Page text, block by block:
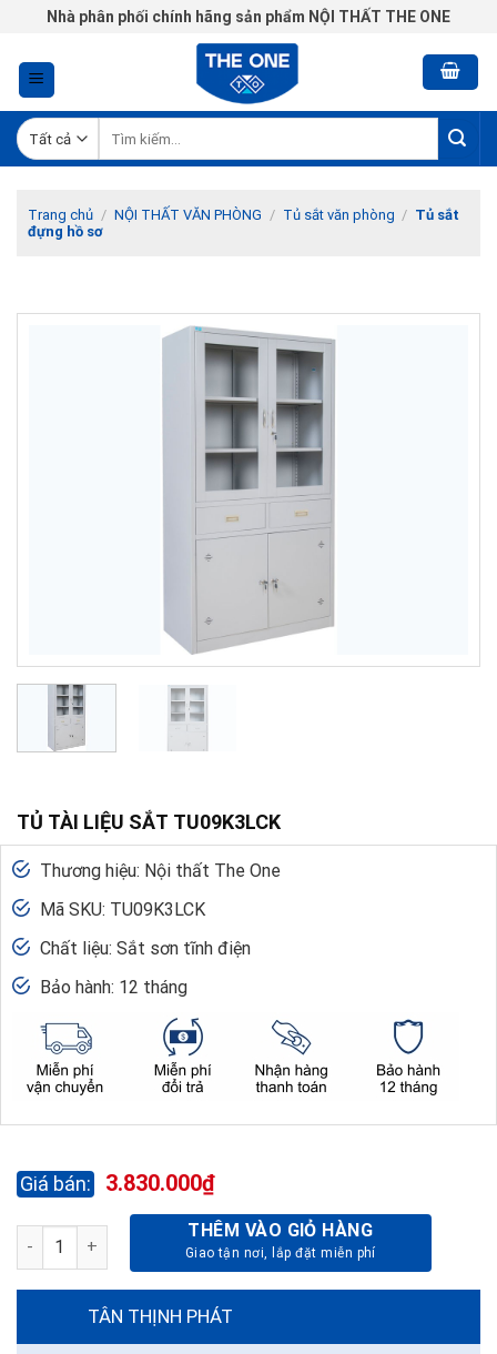
Chuyển
nội
dung
Nhà phân phối chính hãng sản phẩm NỘI THẤT THE ONE
kiếm:
Trang chủ / NỘI THẤT VĂN PHÒNG / Tủ sắt văn phòng / Tủ sắt
đựng hồ sơ
TỦ TÀI LIỆU SẮT TU09K3LCK
Thương hiệu: Nội thất The One
Mã SKU: TU09K3LCK
Chất liệu: Sắt sơn tĩnh điện
Bảo hành: 12 tháng
3.830.000₫
TỦ TÀI LIỆU SẮT TU09K3LCK số lượng
THÊM VÀO GIỎ HÀNG
TÂN THỊNH PHÁT